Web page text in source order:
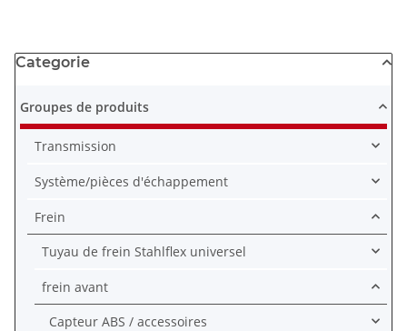
Categorie
Groupes de produits
Transmission
Système/pièces d'échappement
Frein
Tuyau de frein Stahlflex universel
frein avant
Capteur ABS / accessoires